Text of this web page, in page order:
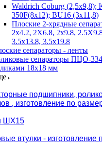
Waldrich Coburg
350F(8х12); BU16 (3х11,8)
Плоские 2-хрядные
2х4.2, 2X6.8, 2х9.8,
3.5х13.8, 3.5х19.8
сепараторы - ленты
сепараторы ПЦО-
18х18 мм
подшипники,
, изготовление по
ШХ15
втулки - изготовление